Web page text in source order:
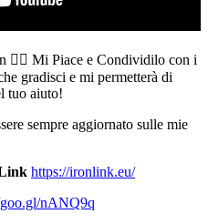
👍🏻 Mi Piace e Condividilo con i
gradisci e mi permetterà di
tuo aiuto!
sempre aggiornato sulle mie
https://ironlink.eu/
nANQ9q